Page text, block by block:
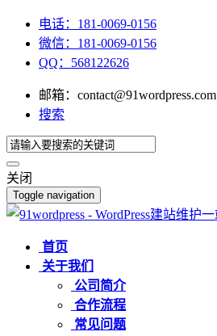
电话：181-0069-0156
微信：181-0069-0156
QQ：568122626
邮箱：contact@91wordpress.com
搜索
关闭
Toggle navigation
首页
关于我们
公司简介
合作流程
常见问题